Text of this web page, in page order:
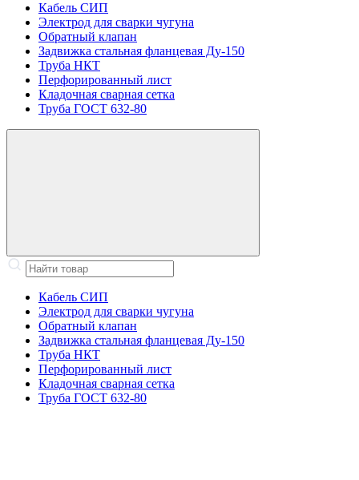
Кабель СИП
Электрод для сварки чугуна
Обратный клапан
Задвижка стальная фланцевая Ду-150
Труба НКТ
Перфорированный лист
Кладочная сварная сетка
Труба ГОСТ 632-80
Кабель СИП
Электрод для сварки чугуна
Обратный клапан
Задвижка стальная фланцевая Ду-150
Труба НКТ
Перфорированный лист
Кладочная сварная сетка
Труба ГОСТ 632-80